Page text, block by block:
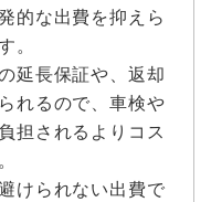
的な出費を抑えら
。
延長保証や、返却
れるので、車検や
担されるよりコス
けられない出費で